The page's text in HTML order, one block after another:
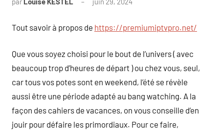
Tout savoir à propos de https://premiumiptvpro.net/
Que vous soyez choisi pour le bout de l’univers ( avec
beaucoup trop d’heures de départ ) ou chez vous, seul,
car tous vos potes sont en weekend, l’été se révèle
aussi être une période adapté au bang watching. A la
façon des cahiers de vacances, on vous conseille d’en
jouir pour défaire les primordiaux. Pour ce faire,